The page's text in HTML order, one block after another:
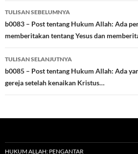
Navigasi
Tulisan
TULISAN SEBELUMNYA
b0083 – Post tentang Hukum Allah: Ada
memberitakan tentang Yesus dan
TULISAN SELANJUTNYA
b0085 – Post tentang Hukum Allah: Ada
gereja setelah kenaikan Kristus…
HUKUM ALLAH: PENGANTAR